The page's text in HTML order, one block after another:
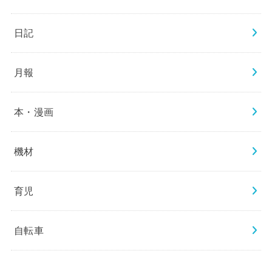
日記
月報
本・漫画
機材
育児
自転車